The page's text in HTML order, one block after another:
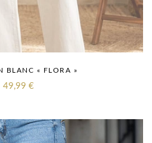
BLANC « FLORA »
49,99 €